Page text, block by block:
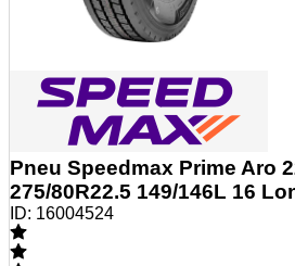
Pneu Speedmax Prime Aro
275/80R22.5 149/146L 16
ID: 16004524